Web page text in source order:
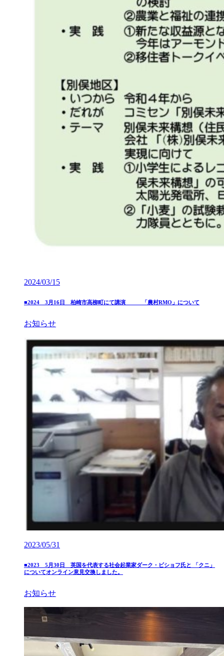
2024/03/15
■2024 3月16日 柏崎市高柳町にて講演 「農村RMO」について
お知らせ
2023/05/31
■2023 5月30日 英国を代表する社会起業家ダーク・ビショフ氏と 「クニ」
についてオンライン意見交換しました。
お知らせ